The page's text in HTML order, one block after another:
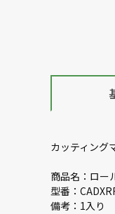
カッティング
商品名：ロー
型番：
備考：1入り